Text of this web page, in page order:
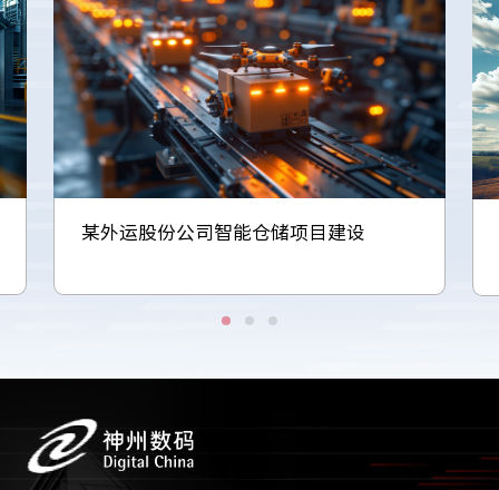
某外运股份公司智能仓储项目建设